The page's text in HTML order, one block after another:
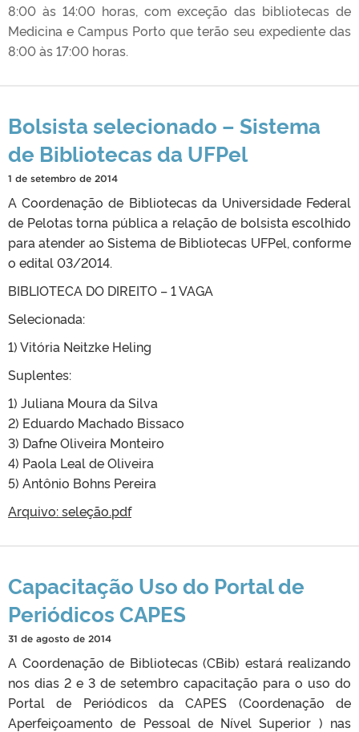
8:00 às 14:00 horas, com exceção das bibliotecas de
Medicina e Campus Porto que terão seu expediente das
8:00 às 17:00 horas.
Bolsista selecionado – Sistema
de Bibliotecas da UFPel
1 de setembro de 2014
A Coordenação de Bibliotecas da Universidade Federal
de Pelotas torna pública a relação de bolsista escolhido
para atender ao Sistema de Bibliotecas UFPel, conforme
o edital 03/2014.
BIBLIOTECA DO DIREITO – 1 VAGA
Selecionada:
1) Vitória Neitzke Heling
Suplentes:
1) Juliana Moura da Silva
2) Eduardo Machado Bissaco
3) Dafne Oliveira Monteiro
4) Paola Leal de Oliveira
5) Antônio Bohns Pereira
Arquivo: seleção.pdf
Capacitação Uso do Portal de
Periódicos CAPES
31 de agosto de 2014
A Coordenação de Bibliotecas (CBib) estará realizando
nos dias 2 e 3 de setembro capacitação para o uso do
Portal de Periódicos da CAPES (Coordenação de
Aperfeiçoamento de Pessoal de Nível Superior ) nas